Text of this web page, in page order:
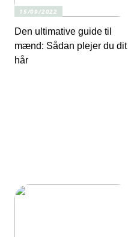
15/09/2022
Den ultimative guide til
mænd: Sådan plejer du dit
hår